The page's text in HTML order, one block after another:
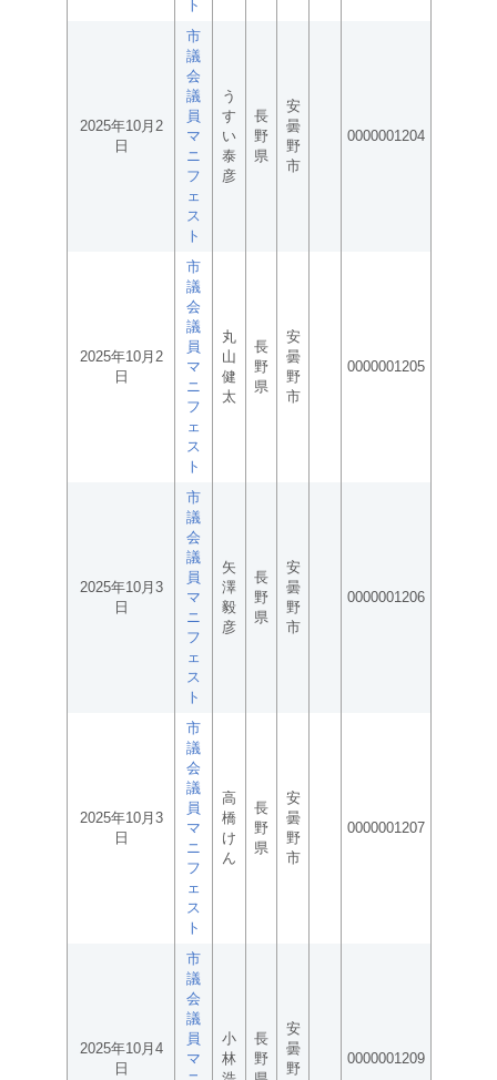
ト
2025年10月2
日
市
議
会
議
員
マ
ニ
フ
ェ
ス
ト
う
す
い
泰
彦
長
野
県
安
曇
野
市
0000001204
2025年10月2
日
市
議
会
議
員
マ
ニ
フ
ェ
ス
ト
丸
山
健
太
長
野
県
安
曇
野
市
0000001205
2025年10月3
日
市
議
会
議
員
マ
ニ
フ
ェ
ス
ト
矢
澤
毅
彦
長
野
県
安
曇
野
市
0000001206
2025年10月3
日
市
議
会
議
員
マ
ニ
フ
ェ
ス
ト
高
橋
け
ん
長
野
県
安
曇
野
市
0000001207
2025年10月4
日
市
議
会
議
員
マ
小
林
長
野
安
曇
野
0000001209